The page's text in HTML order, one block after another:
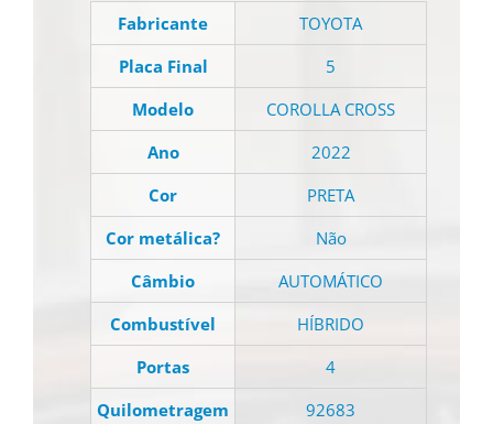
Fabricante
TOYOTA
Placa Final
5
Modelo
COROLLA CROSS
Ano
2022
Cor
PRETA
Cor metálica?
Não
Câmbio
AUTOMÁTICO
Combustível
HÍBRIDO
Portas
4
Quilometragem
92683